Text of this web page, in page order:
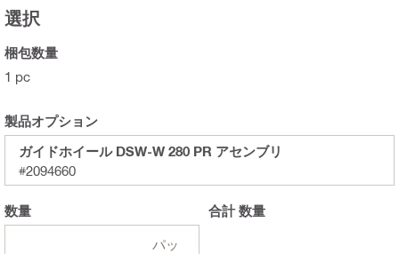
選択
梱包数量
1 pc
製品オプション
ガイドホイール DSW-W 280 PR アセンブリ
#2094660
数量
パッ
合計数量